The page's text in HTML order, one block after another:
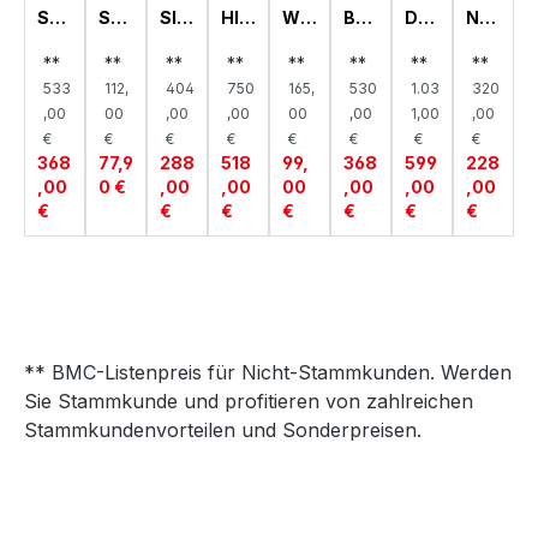
ST
DR
AL,
KIR
A
**
533
,00
€
368
,00
€
SC
TZ
TE,
KIR
A
**
112,
00
€
77,9
0 €
SID
AR
KIR
A
**
404
,00
€
288
,00
€
HIG
OA
KIR
A
**
750
,00
€
518
,00
€
WI
ELA
AT
Z,
KIR
A
**
165,
00
€
99,
00
€
BET
KIR
**
530
,00
€
368
,00
€
DR
TÜ
NS
CH
RA
NK,
KIR
A
**
1.03
1,00
€
599
,00
€
NA
TTI
H,
KIR
A
**
320
,00
€
228
,00
€
** BMC-Listenpreis für Nicht-Stammkunden. Werden
Sie Stammkunde und profitieren von zahlreichen
Stammkundenvorteilen und Sonderpreisen.